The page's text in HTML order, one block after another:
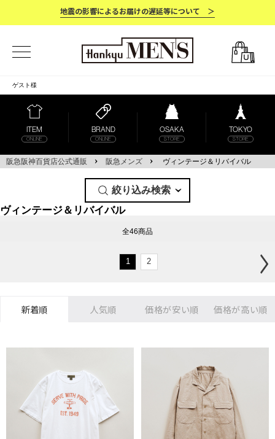
地震の影響によるお届けの遅延等について ＞
ゲスト様
ITEM
ONLINE
BRAND
ONLINE
OSAKA
STORE
TOKYO
STORE
阪急阪神百貨店公式通販 阪急メンズ ヴィンテージ＆リバイバル
絞り込み検索
ヴィンテージ＆リバイバル
全46商品
1 2
新着順 人気順 価格が安い順 価格が高い順